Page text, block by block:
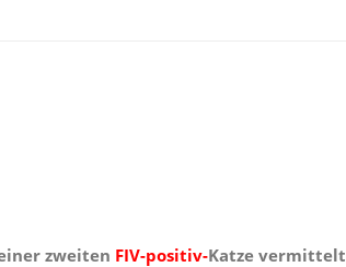
zweiten FIV-positiv-Katze vermittelt